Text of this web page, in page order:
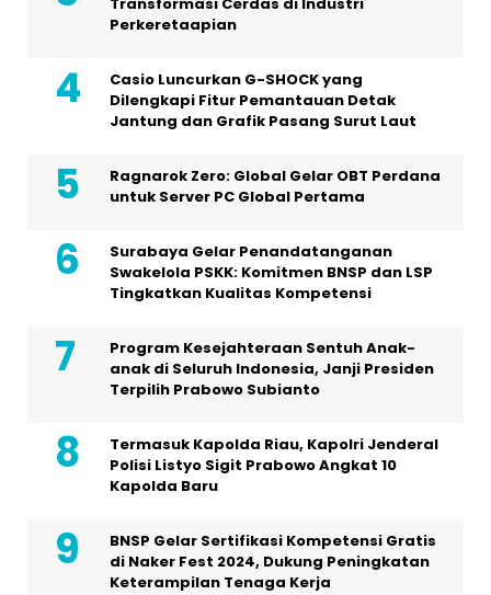
Perkeretaapian
Casio Luncurkan G-SHOCK yang
Dilengkapi Fitur Pemantauan Detak
Jantung dan Grafik Pasang Surut Laut
Ragnarok Zero: Global Gelar OBT Perdana
untuk Server PC Global Pertama
Surabaya Gelar Penandatanganan
Swakelola PSKK: Komitmen BNSP dan LSP
Tingkatkan Kualitas Kompetensi
Program Kesejahteraan Sentuh Anak-
anak di Seluruh Indonesia, Janji Presiden
Terpilih Prabowo Subianto
Termasuk Kapolda Riau, Kapolri Jenderal
Polisi Listyo Sigit Prabowo Angkat 10
Kapolda Baru
BNSP Gelar Sertifikasi Kompetensi Gratis
di Naker Fest 2024, Dukung Peningkatan
Keterampilan Tenaga Kerja